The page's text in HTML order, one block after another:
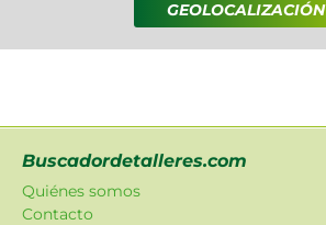
GEOLOCALIZACIÓN
Buscadordetalleres.com
Quiénes somos
Contacto